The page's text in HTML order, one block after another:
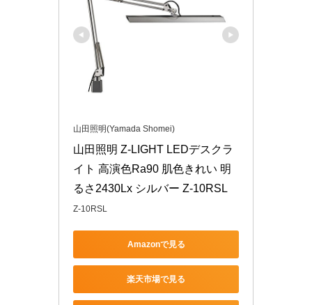
山田照明(Yamada Shomei)
山田照明 Z-LIGHT LEDデスクラ
イト 高演色Ra90 肌色きれい 明
るさ2430Lx シルバー Z-10RSL
Z-10RSL
Amazonで見る
楽天市場で見る